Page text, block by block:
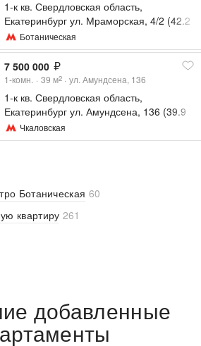
1-к кв. Свердловская область,
Екатеринбург ул. Мраморская, 4/2 (42.2
м²) Ботаническая
7 500 000
1-комн. 39 м2 ул. Амундсена, 136
1-к кв. Свердловская область,
Екатеринбург ул. Амундсена, 136 (39.9
м²) Чкаловская
Ботаническая 60
квартиру 261
добавленные